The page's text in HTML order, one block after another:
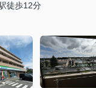
徒歩12分